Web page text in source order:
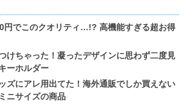
円でこのクオリティ…!? 高機能すぎる超お得
けちゃった！凝ったデザインに思わず二度見
ーホルダー
ズにアレ用出てた！海外通販でしか買えない
ニサイズの商品